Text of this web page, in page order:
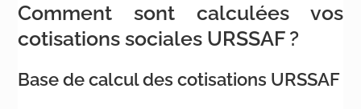
Comment sont calculées vos
cotisations sociales URSSAF ?
Base de calcul des cotisations URSSAF